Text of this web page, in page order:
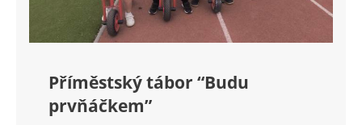
Příměstský tábor “Budu
prvňáčkem”